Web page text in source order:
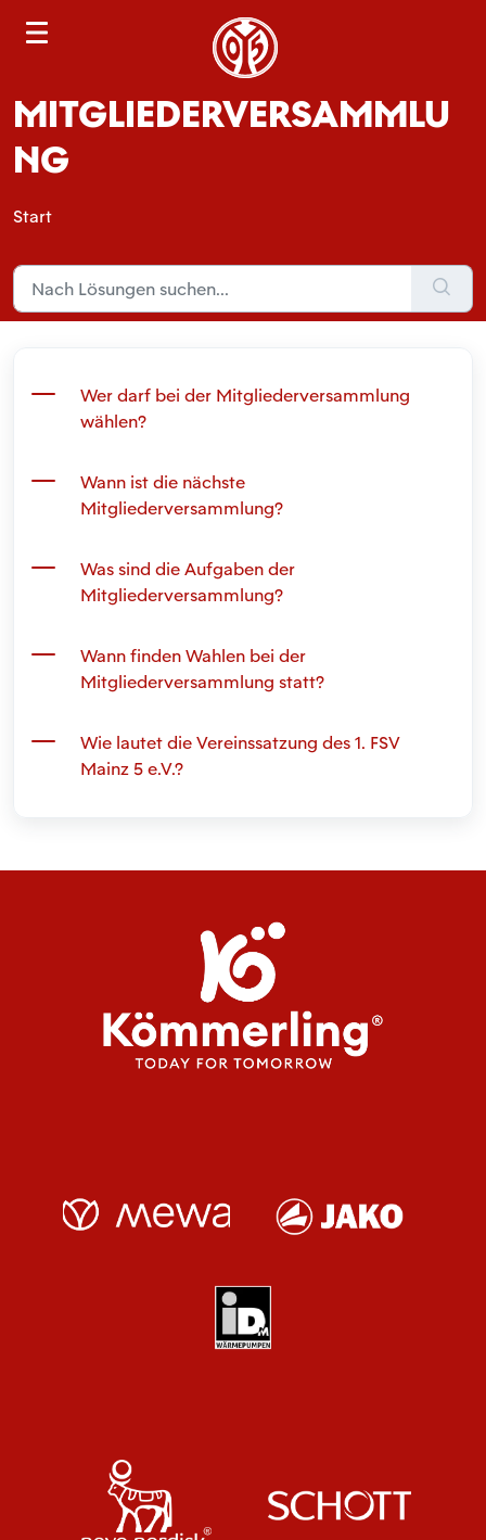
MITGLIEDERVERSAMMLU
NG
Start
Wer darf bei der Mitgliederversammlung
wählen?
Wann ist die nächste
Mitgliederversammlung?
Was sind die Aufgaben der
Mitgliederversammlung?
Wann finden Wahlen bei der
Mitgliederversammlung statt?
Wie lautet die Vereinssatzung des 1. FSV
Mainz 5 e.V.?